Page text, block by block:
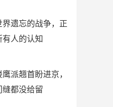
界遗忘的战争，正
有人的认知
派翘首盼进京，
缝都没给留